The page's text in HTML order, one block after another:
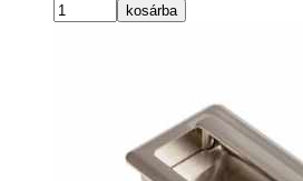
kosárba